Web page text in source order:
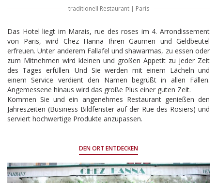
traditionell Restaurant | Paris
Das Hotel liegt im Marais, rue des roses im 4. Arrondissement
von Paris, wird Chez Hanna Ihren Gaumen und Geldbeutel
erfreuen. Unter anderem Fallafel und shawarmas, zu essen oder
zum Mitnehmen wird kleinen und großen Appetit zu jeder Zeit
des Tages erfüllen. Und Sie werden mit einem Lächeln und
einem Service verdient den Namen begrüßt in allen Fällen.
Angemessene hinaus wird das große Plus einer guten Zeit.
Kommen Sie und ein angenehmes Restaurant genießen den
Jahreszeiten (Business Bildfenster auf der Rue des Rosiers) und
serviert hochwertige Produkte anzupassen.
DEN ORT ENTDECKEN